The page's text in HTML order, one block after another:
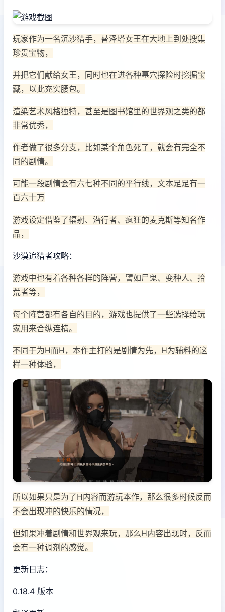
玩家作为一名沉沙猎手，替泽塔女王在大地上到处搜集
珍贵宝物，
并把它们献给女王，同时也在进各种墓穴探险时挖掘宝
藏，以此充实腰包。
渲染艺术风格独特，甚至是图书馆里的世界观之类的都
非常优秀，
作者做了很多分支，比如某个角色死了，就会有完全不
同的剧情。
可能一段剧情会有六七种不同的平行线，文本足足有一
百六十万
游戏设定借鉴了辐射、潜行者、疯狂的麦克斯等知名作
品，
沙漠追猎者攻略：
游戏中也有着各种各样的阵营，譬如尸鬼、变种人、拾
荒者等，
每个阵营都有各自的目的，游戏也提供了一些选择给玩
家用来合纵连横。
不同于为H而H，本作主打的是剧情为先，H为辅料的这
样一种体验，
所以如果只是为了H内容而游玩本作，那么很多时候反而
不会出现冲的快乐的情况，
但如果冲着剧情和世界观来玩，那么H内容出现时，反而
会有一种调剂的感觉。
更新日志：
0.18.4 版本